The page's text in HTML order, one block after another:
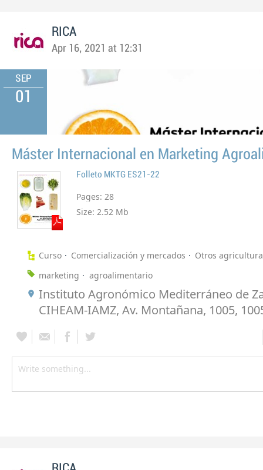
RICA
Apr 16, 2021 at 12:31
SEP
01
Máster Internacional en Marketing
Folleto MKTG ES21-22
Pages: 28
Size: 2.52 Mb
Curso Comercialización y mercados
Otros agricultura
marketing
agroalimentario
Instituto Agronómico Mediterráneo de
CIHEAM-IAMZ, Av. Montañana, 1005,